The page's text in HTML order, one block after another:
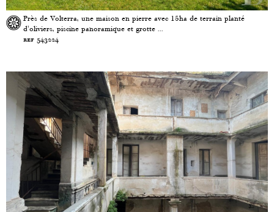
Près de Volterra, une maison en pierre avec 15ha de terrain planté
d'oliviers, piscine panoramique et grotte ...
ref 543224